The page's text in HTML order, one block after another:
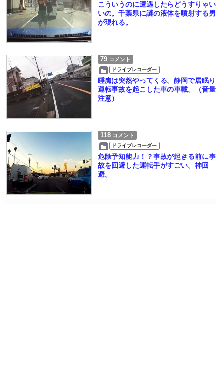
こういうのに遭遇したらどうすりゃい
いの。千葉県に謎の液体を噴射する男
が現れる。
79 コメント
ドライブレコーダー
睡魔は突然やってくる。静岡で居眠り
運転事故を起こした車の車載。（音量
注意）
118 コメント
ドライブレコーダー
危険予知能力！？事故が起きる前に事
故を回避した運転手がすごい。神回
避。